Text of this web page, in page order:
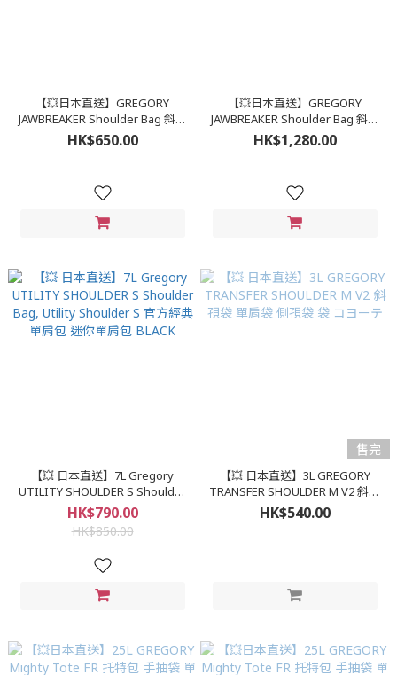
【💥日本直送】GREGORY
JAWBREAKER Shoulder Bag 斜孭
袋 側挎包 側孭袋 斜挎包 袋
HK$650.00
【💥日本直送】GREGORY
JAWBREAKER Shoulder Bag 斜孭
袋 側挎包 側孭袋 斜挎包 袋
HK$1,280.00
【💥 日本直送】7L Gregory
UTILITY SHOULDER S Shoulder
Bag, Utility Shoulder S 官方經典
單肩包 迷你單肩包 BLACK
HK$790.00
HK$850.00
售完
【💥 日本直送】3L GREGORY
TRANSFER SHOULDER M V2 斜孭
袋 單肩袋 側孭袋 袋 コヨーテ
HK$540.00